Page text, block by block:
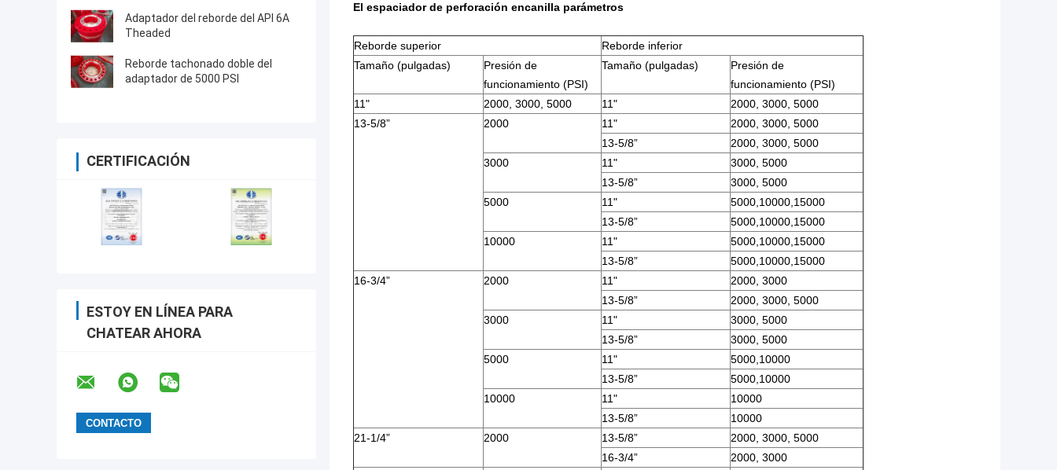
Adaptador del reborde del API 6A
Theaded
Reborde tachonado doble del
adaptador de 5000 PSI
CERTIFICACIÓN
ESTOY EN LÍNEA PARA
CHATEAR AHORA
El espaciador de perforación encanilla parámetros
Reborde superior
Reborde inferior
Tamaño (pulgadas)
Presión de
funcionamiento (PSI)
Tamaño (pulgadas)
Presión de
funcionamiento (PSI)
11"
2000, 3000, 5000 11"
2000, 3000, 5000
13-5/8”
2000 11"
2000, 3000, 5000
13-5/8”
2000, 3000, 5000
3000
11"
3000, 5000
13-5/8”
3000, 5000
5000
11"
5000,10000,15000
13-5/8”
5000,10000,15000
10000
11"
5000,10000,15000
13-5/8”
5000,10000,15000
16-3/4”
2000 11"
2000, 3000
13-5/8”
2000, 3000, 5000
3000
11"
3000, 5000
13-5/8”
3000, 5000
5000
11"
5000,10000
13-5/8”
5000,10000
10000
11"
10000
13-5/8”
10000
21-1/4”
2000 13-5/8”
2000, 3000, 5000
16-3/4”
2000, 3000